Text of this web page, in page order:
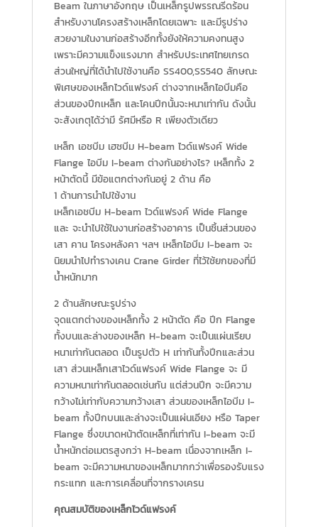
Beam ในภาษาอังกฤษ เป็นเหล็กรูปพรรณรีดร้อน
สำหรับงานโครงสร้างเหล็กโดยเฉพาะ และมีรูปร่าง
สวยงามในงานก่อสร้างอีกทั้งยังให้ความคงทนสูง
เพราะมีความแข็งแรงมาก สำหรับประเทศไทยเกรด
ส่วนใหญ่ที่ได้นำไปใช้งานคือ SS400,SS540 ลักษณะ
พิเศษของเหล็กไวด์แฟรงค์ ต่างจากเหล็กไอบีมคือ
ส่วนของปีกเหล็ก และโคนปีกนั้นจะหนาเท่ากัน ดังนั้น
จะสังเกตุได้ว่ามี รัศมีหรือ R เพียงตัวเดียว
เหล็ก เอชบีม เฮชบีม H-beam ไวด์แฟรงค์ Wide
Flange ไอบีม I-beam ต่างกันอย่างไร? เหล็กทั้ง 2
หน้าตัดนี้ มีข้อแตกต่างกันอยู่ 2 ด้าน คือ
1 ด้านการนำไปใช้งาน
เหล็กเอชบีม H-beam ไวด์แฟรงค์ Wide Flange
และ จะนำไปใช้ในงานก่อสร้างอาคาร เป็นชิ้นส่วนของ
เสา คาน โครงหลังคา ฯลฯ เหล็กไอบีม I-beam จะ
นิยมนำไปทำรางเคน Crane Girder ที่ไว้ใช้ยกของที่มี
น้ำหนักมาก
2 ด้านลักษณะรูปร่าง
จุดแตกต่างของเหล็กทั้ง 2 หน้าตัด คือ ปีก Flange
ทั้งบนและล่างของเหล็ก H-beam จะเป็นแผ่นเรียบ
หนาเท่ากันตลอด เป็นรูปตัว H เท่ากันทั้งปีกและส่วน
เสา ส่วนเหล็กเสาไวด์แฟรงค์ Wide Flange จะ มี
ความหนาเท่ากันตลอดเช่นกัน แต่ส่วนปีก จะมีความ
กว้างไม่เท่ากับความกว้างเสา ส่วนของเหล็กไอบีม I-
beam ทั้งปีกบนและล่างจะเป็นแผ่นเอียง หรือ Taper
Flange ซึ่งขนาดหน้าตัดเหล็กที่เท่ากัน I-beam จะมี
น้ำหนักต่อเมตรสูงกว่า H-beam เนื่องจากเหล็ก I-
beam จะมีความหนาของเหล็กมากกว่าเพื่อรองรับแรง
กระแทก และการเคลื่อนที่จากรางเครน
คุณสมบัติของเหล็กไวด์แฟรงค์